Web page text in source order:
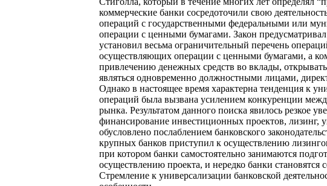
коммерческие банки сосредоточили свою
операций с государственными федеральными или
операции с ценными бумагами. Закон
установил весьма ограничительный перечень
осуществляющих операции с ценными бумагами, а
привлечению денежных средств во вклады,
являться одновременно должностными лицами,
Однако в настоящее время характерна тенденция к
операций была вызвана усилением конкуренции
рынка. Результатом данного поиска явилось резкое
финансирование инвестиционных проектов, лизинг,
обусловлено послаблением банковского
крупных банков приступил к осуществлению
при котором банки самостоятельно занимаются
осуществлению проекта, и нередко банки
Стремление к универсализации банковской